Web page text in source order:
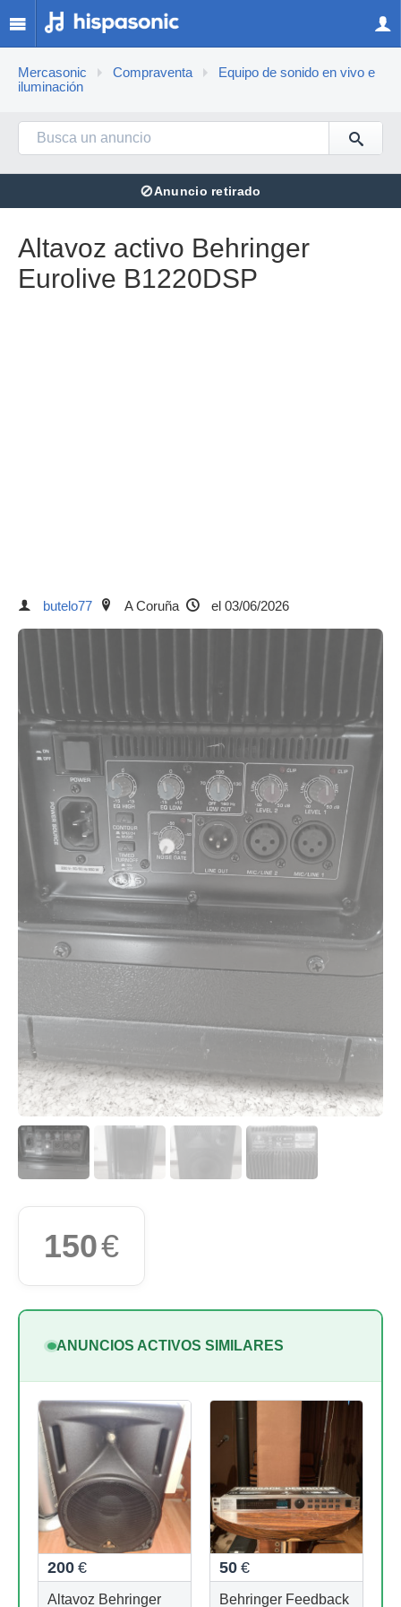
Mercasonic Compraventa
Equipo de sonido en vivo e
iluminación
⊘Anuncio retirado
Altavoz activo Behringer
Eurolive B1220DSP
butelo77 A Coruña el 03/06/2026
150€
ANUNCIOS ACTIVOS SIMILARES
200 €
Altavoz Behringer
50 €
Behringer Feedback